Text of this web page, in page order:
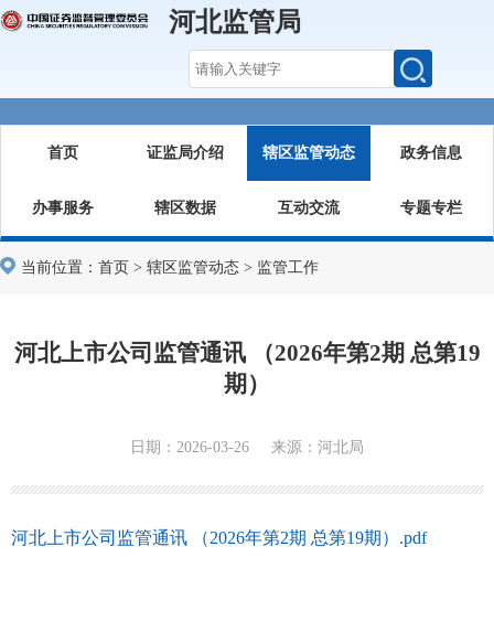
河北监管局
首页 证监局介绍 辖区监管动态 政务信息
办事服务 辖区数据 互动交流 专题专栏
当前位置： 首页 > 辖区监管动态 > 监管工作
河北上市公司监管通讯 （2026年第2期 总第19
期）
日期：2026-03-26 来源：河北局
河北上市公司监管通讯 （2026年第2期 总第19期）.pdf